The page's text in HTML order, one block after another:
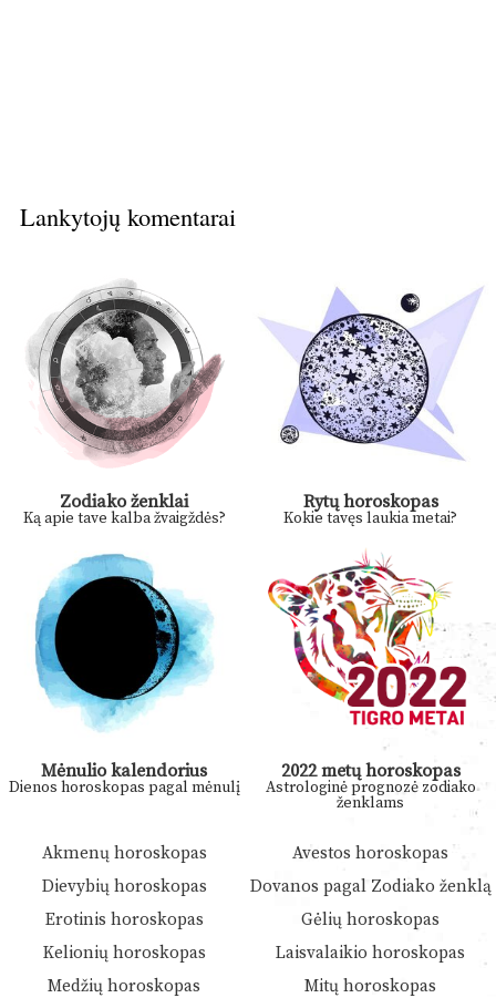
Lankytojų komentarai
Zodiako ženklai
Ką apie tave kalba žvaigždės?
Rytų horoskopas
Kokie tavęs laukia metai?
Mėnulio kalendorius
Dienos horoskopas pagal mėnulį
2022 metų horoskopas
Astrologinė prognozė zodiako
ženklams
Akmenų horoskopas
Avestos horoskopas
Dievybių horoskopas
Dovanos pagal Zodiako ženklą
Erotinis horoskopas
Gėlių horoskopas
Kelionių horoskopas
Laisvalaikio horoskopas
Medžių horoskopas
Mitų horoskopas